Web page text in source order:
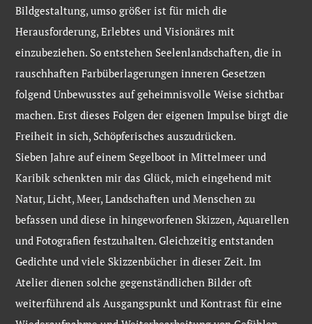
Bildgestaltung, umso größer ist für mich die
Herausforderung, Erlebtes und Visionäres mit
einzubeziehen. So entstehen Seelenlandschaften, die in
rauschhaften Farbüberlagerungen inneren Gesetzen
folgend Unbewusstes auf geheimnisvolle Weise sichtbar
machen. Erst dieses Folgen der eigenen Impulse birgt die
Freiheit in sich, Schöpferisches auszudrücken.
Sieben Jahre auf einem Segelboot in Mittelmeer und
Karibik schenkten mir das Glück, mich eingehend mit
Natur, Licht, Meer, Landschaften und Menschen zu
befassen und diese in hingeworfenen Skizzen, Aquarellen
und Fotografien festzuhalten. Gleichzeitig entstanden
Gedichte und viele Skizzenbücher in dieser Zeit. Im
Atelier dienen solche gegenständlichen Bilder oft
weiterführend als Ausgangspunkt und Kontrast für eine